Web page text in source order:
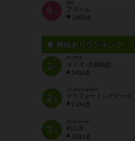
9 位
Azul
アズール
1903名
興味ありランキング
1位
SCYTHE
サイズ -大鎌戦役-
2415名
2位
Terraforming Mars
テラフォーミングマーズ
2394名
3位
Stone Garden
枯山水
2281名